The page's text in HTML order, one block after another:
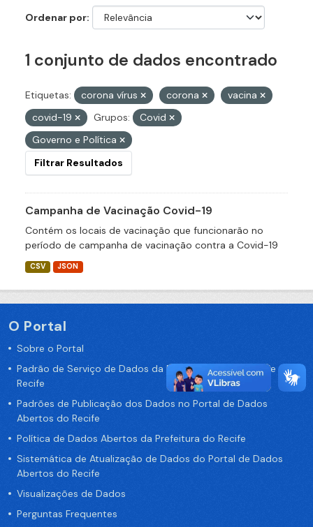
Ordenar por
1 conjunto de dados encontrado
Etiquetas: corona vírus corona
vacina
covid-19
Grupos:
Covid
Governo e Política
Filtrar Resultados
Campanha de Vacinação Covid-19
Contém os locais de vacinação que funcionarão no
período de campanha de vacinação contra a Covid-19
CSV JSON
O Portal
Sobre o Portal
Padrão de Serviço de Dados da Prefeitura da Cidade de
Recife
Padrões de Publicação dos Dados no Portal de Dados
Abertos do Recife
Política de Dados Abertos da Prefeitura do Recife
Sistemática de Atualização de Dados do Portal de Dados
Abertos do Recife
Visualizações de Dados
Perguntas Frequentes